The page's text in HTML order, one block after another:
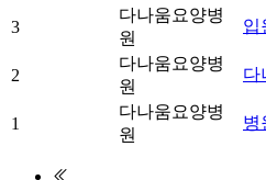
3
다나움요양병
원
입
2
다나움요양병
원
다
1
다나움요양병
원
병